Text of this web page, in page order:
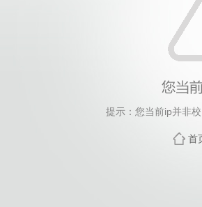
提示：您当前ip并非
首